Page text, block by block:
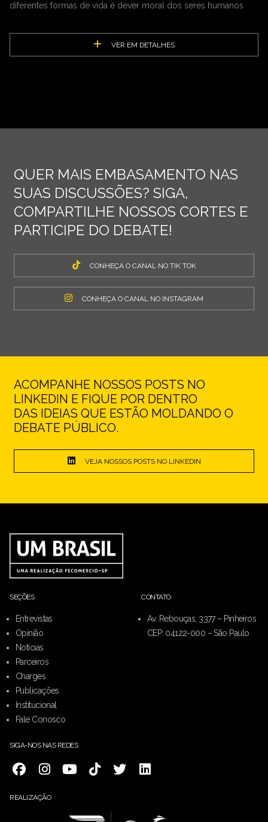
diferentes formas de vida é dever moral dos seres humanos
VER EM DETALHES
QUER MAIS EMBASAMENTO NAS
SUAS DISCUSSÕES? SIGA,
COMPARTILHE NOSSOS CORTES E
PARTICIPE DO DEBATE!
CONHEÇA O CANAL NO TIK TOK
CONHEÇA O CANAL NO INSTAGRAM
ACOMPANHE NOSSOS POSTS NO
LINKEDIN E FIQUE POR DENTRO
DAS IDEIAS QUE ESTÃO MOLDANDO O
DEBATE PÚBLICO.
VEJA NOSSOS POSTS NO LINKEDIN
SEÇÕES
Entrevistas
Opinião
Notícias
Parceiros
Charges
Publicações
Institucional
Fale Conosco
CONTATO
Av. Rebouças, 3377 – Pinheiros
CEP: 04122-000 – São Paulo
SIGA-NOS NAS REDES
REALIZAÇÃO